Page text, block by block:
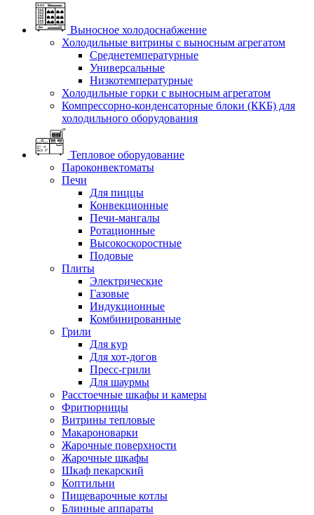
Выносное холодоснабжение
Холодильные витрины с выносным агрегатом
Среднетемпературные
Универсальные
Низкотемпературные
Холодильные горки с выносным агрегатом
Компрессорно-конденсаторные блоки (ККБ) для
холодильного оборудования
Тепловое оборудование
Пароконвектоматы
Печи
Для пиццы
Конвекционные
Печи-мангалы
Ротационные
Высокоскоростные
Подовые
Плиты
Электрические
Газовые
Индукционные
Комбинированные
Грили
Для кур
Для хот-догов
Пресс-грили
Для шаурмы
Расстоечные шкафы и камеры
Фритюрницы
Витрины тепловые
Макароноварки
Жарочные поверхности
Жарочные шкафы
Шкаф пекарский
Коптильни
Пищеварочные котлы
Блинные аппараты